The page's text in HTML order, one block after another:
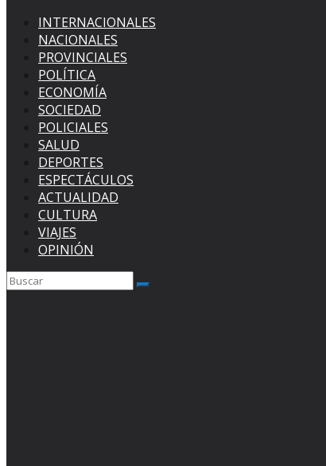
INTERNACIONALES
NACIONALES
PROVINCIALES
POLÍTICA
ECONOMÍA
SOCIEDAD
POLICIALES
SALUD
DEPORTES
ESPECTÁCULOS
ACTUALIDAD
CULTURA
VIAJES
OPINIÓN